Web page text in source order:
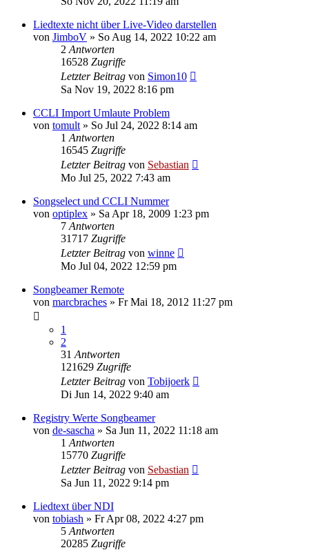
Liedtexte nicht über Live-Video darstellen
von JimboV » So Aug 14, 2022 10:22 am
2 Antworten
16528 Zugriffe
Letzter Beitrag von Simon10
Sa Nov 19, 2022 8:16 pm
CCLI Import Umlaute Problem
von tomult » So Jul 24, 2022 8:14 am
1 Antworten
16545 Zugriffe
Letzter Beitrag von Sebastian
Mo Jul 25, 2022 7:43 am
Songselect und CCLI Nummer
von optiplex » Sa Apr 18, 2009 1:23 pm
7 Antworten
31717 Zugriffe
Letzter Beitrag von winne
Mo Jul 04, 2022 12:59 pm
Songbeamer Remote
von marcbraches » Fr Mai 18, 2012 11:27 pm
1
2
31 Antworten
121629 Zugriffe
Letzter Beitrag von Tobijoerk
Di Jun 14, 2022 9:40 am
Registry Werte Songbeamer
von de-sascha » Sa Jun 11, 2022 11:18 am
1 Antworten
15770 Zugriffe
Letzter Beitrag von Sebastian
Sa Jun 11, 2022 9:14 pm
Liedtext über NDI
von tobiash » Fr Apr 08, 2022 4:27 pm
5 Antworten
20285 Zugriffe